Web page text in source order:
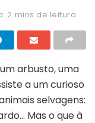
2 mins de leitura
arbusto, uma
a um curioso
selvagens:
Mas o que à